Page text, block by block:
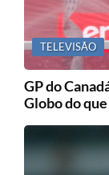
TELEVISÃO
GP do
Globo do